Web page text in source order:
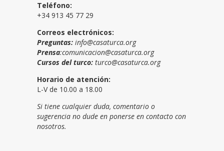
Teléfono:
+34 913 45 77 29
Correos electrónicos:
Preguntas: info@casaturca.org
Prensa:comunicacion@casaturca.org
Cursos del turco: turco@casaturca.org
Horario de atención:
L-V de 10.00 a 18.00
Si tiene cualquier duda, comentario o
sugerencia no dude en ponerse en contacto con
nosotros.